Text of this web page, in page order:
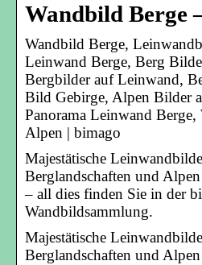
Wandbild Berge
Wandbild Berge,
Leinwand Berge, Berg
Bergbilder auf Leinwand,
Bild Gebirge, Alpen Bilder
Panorama Leinwand
Alpen | bimago
Majestätische
Berglandschaften und
– all dies finden Sie in der
Wandbildsammlung.
Majestätische
Berglandschaften und